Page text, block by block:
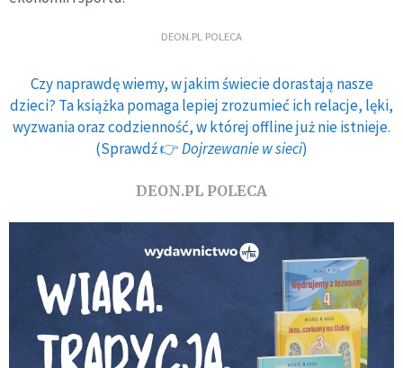
DEON.PL POLECA
Czy naprawdę wiemy, w jakim świecie dorastają nasze
dzieci? Ta książka pomaga lepiej zrozumieć ich relacje, lęki,
wyzwania oraz codzienność, w której offline już nie istnieje.
(Sprawdź 👉Dojrzewanie w sieci)
DEON.PL POLECA